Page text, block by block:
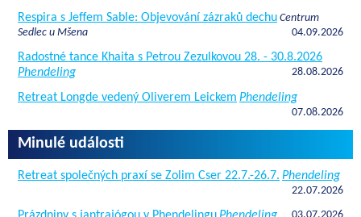
Respira s Jeffem Sable: Objevování zázraků dechu Centrum
Sedlec u Mšena
04.09.2026
Radostné tance Khaita s Petrou Zezulkovou 28. - 30.8.2026
Phendeling
28.08.2026
Retreat Longde vedený Oliverem Leickem Phendeling
07.08.2026
Minulé události
Retreat společných praxí se Zolim Cser 22.7.-26.7. Phendeling
22.07.2026